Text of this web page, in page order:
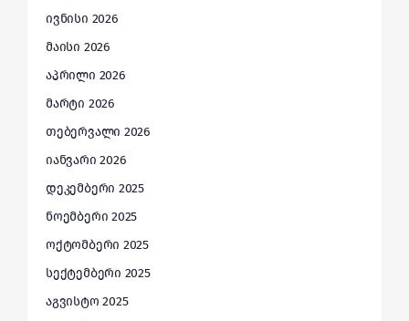
ივნისი 2026
მაისი 2026
აპრილი 2026
მარტი 2026
თებერვალი 2026
იანვარი 2026
დეკემბერი 2025
ნოემბერი 2025
ოქტომბერი 2025
სექტემბერი 2025
აგვისტო 2025